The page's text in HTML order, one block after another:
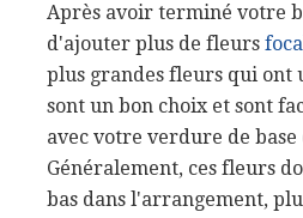
Après avoir terminé votre
d'ajouter plus de fleurs
plus grandes fleurs qui ont
sont un bon choix et sont
avec votre verdure de base
Généralement, ces fleurs
bas dans l'arrangement,